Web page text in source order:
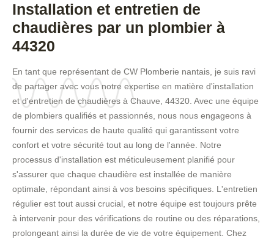
Installation et entretien de
chaudières par un plombier à
44320
En tant que représentant de CW Plomberie nantais, je suis ravi
de partager avec vous notre expertise en matière d'installation
et d'entretien de chaudières à Chauve, 44320. Avec une équipe
de plombiers qualifiés et passionnés, nous nous engageons à
fournir des services de haute qualité qui garantissent votre
confort et votre sécurité tout au long de l'année. Notre
processus d'installation est méticuleusement planifié pour
s'assurer que chaque chaudière est installée de manière
optimale, répondant ainsi à vos besoins spécifiques. L'entretien
régulier est tout aussi crucial, et notre équipe est toujours prête
à intervenir pour des vérifications de routine ou des réparations,
prolongeant ainsi la durée de vie de votre équipement. Chez